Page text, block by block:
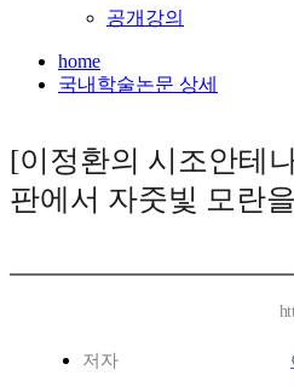
공개강의
home
국내학술논문 상세
[이정환의 시조안테
판에서 자줏빛 모란
저자